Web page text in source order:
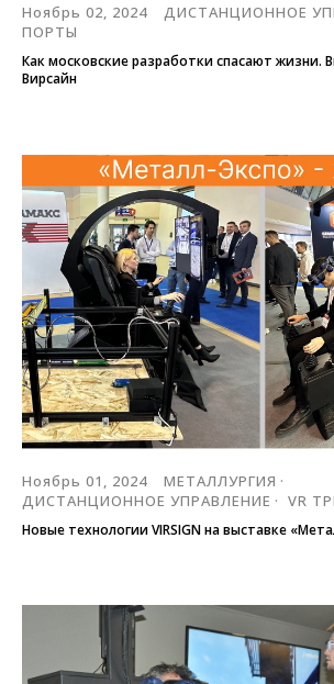
Ноябрь 02, 2024
ДИСТАНЦИОННОЕ
ПОРТЫ
Как московские разработки спасают жизни.
Вирсайн
Ноябрь 01, 2024
МЕТАЛЛУРГИЯ
ДИСТАНЦИОННОЕ УПРАВЛЕНИЕ
VR
Новые технологии VIRSIGN на выставке